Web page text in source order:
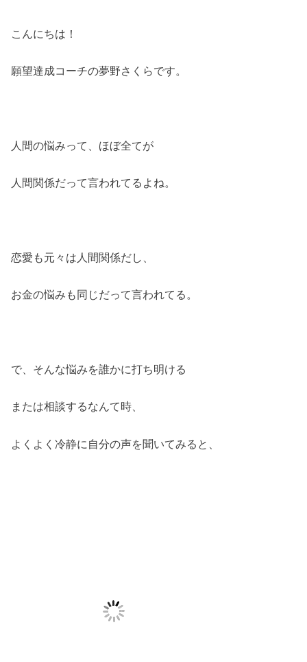
こんにちは！
願望達成コーチの夢野さくらです。
人間の悩みって、ほぼ全てが
人間関係だって言われてるよね。
恋愛も元々は人間関係だし、
お金の悩みも同じだって言われてる。
で、そんな悩みを誰かに打ち明ける
または相談するなんて時、
よくよく冷静に自分の声を聞いてみると、